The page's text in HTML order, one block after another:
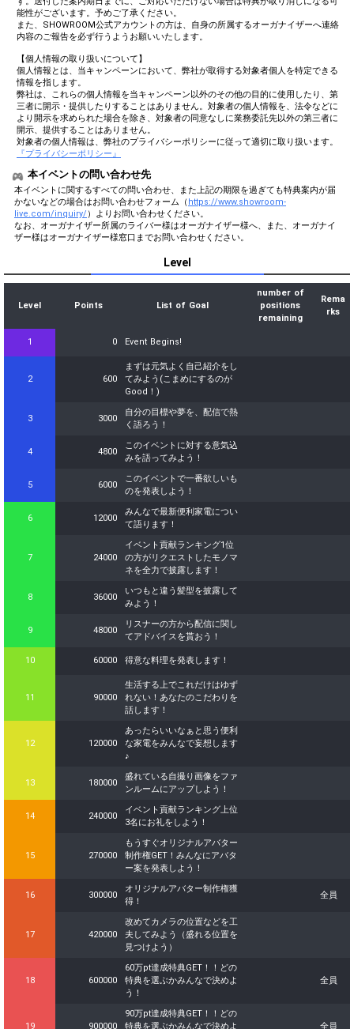
能性がございます。予めご了承ください。
また、SHOWROOM公式アカウントの方は、自身の所属するオーガナイザーへ連絡
内容のご報告を必ず行うようお願いいたします。
【個人情報の取り扱いについて】
個人情報とは、当キャンペーンにおいて、弊社が取得する対象者個人を特定できる
情報を指します。
弊社は、これらの個人情報を当キャンペーン以外のその他の目的に使用したり、第
三者に開示・提供したりすることはありません。対象者の個人情報を、法令などに
より開示を求められた場合を除き、対象者の同意なしに業務委託先以外の第三者に
開示、提供することはありません。
対象者の個人情報は、弊社のプライバシーポリシーに従って適切に取り扱います。
『プライバシーポリシー』
本イベントの問い合わせ先
本イベントに関するすべての問い合わせ、また上記の期限を過ぎても特典案内が届
かないなどの場合はお問い合わせフォーム（https://www.showroom-
live.com/inquiry/）よりお問い合わせください。
なお、オーガナイザー所属のライバー様はオーガナイザー様へ、また、オーガナイ
ザー様はオーガナイザー様窓口までお問い合わせください。
Level
Level Points List of Goal
number of
positions
remaining
Rema
rks
1 0 Event Begins!
2 600
まずは元気よく自己紹介をし
てみよう(こまめにするのが
Good！)
3 3000
自分の目標や夢を、配信で熱
く語ろう！
4 4800
このイベントに対する意気込
みを語ってみよう！
5 6000
このイベントで一番欲しいも
のを発表しよう！
6 12000
みんなで最新便利家電につい
て語ります！
7 24000
イベント貢献ランキング1位
の方がリクエストしたモノマ
ネを全力で披露します！
8 36000
いつもと違う髪型を披露して
みよう！
9 48000
リスナーの方から配信に関し
てアドバイスを貰おう！
10 60000 得意な料理を発表します！
11 90000
生活する上でこれだけはゆず
れない！あなたのこだわりを
話します！
12 120000
あったらいいなぁと思う便利
な家電をみんなで妄想します
♪
13 180000
盛れている自撮り画像をファ
ンルームにアップしよう！
14 240000
イベント貢献ランキング上位
3名にお礼をしよう！
15 270000
もうすぐオリジナルアバター
制作権GET！みんなにアバタ
ー案を発表しよう！
16 300000
オリジナルアバター制作権獲
得！
全員
17 420000
改めてカメラの位置などを工
夫してみよう（盛れる位置を
見つけよう）
18 600000
60万pt達成特典GET！！どの
特典を選ぶかみんなで決めよ
う！
全員
19 900000
90万pt達成特典GET！！どの
特典を選ぶかみんなで決めよ
全員